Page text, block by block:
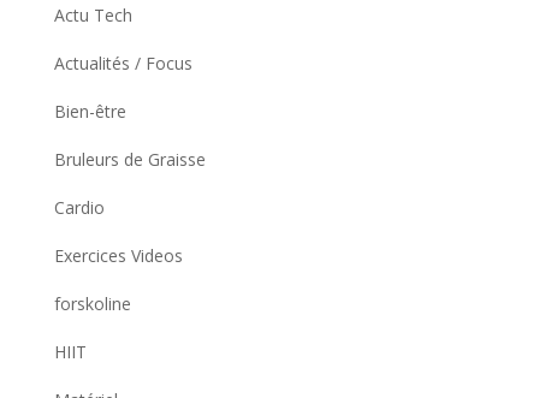
Actu Tech
Actualités / Focus
Bien-être
Bruleurs de Graisse
Cardio
Exercices Videos
forskoline
HIIT